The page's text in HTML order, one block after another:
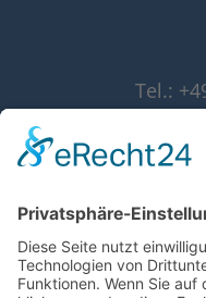
Tel.:
Fax: